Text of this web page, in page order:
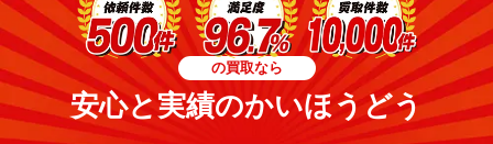
の買取なら
安心と実績のかいほうどう